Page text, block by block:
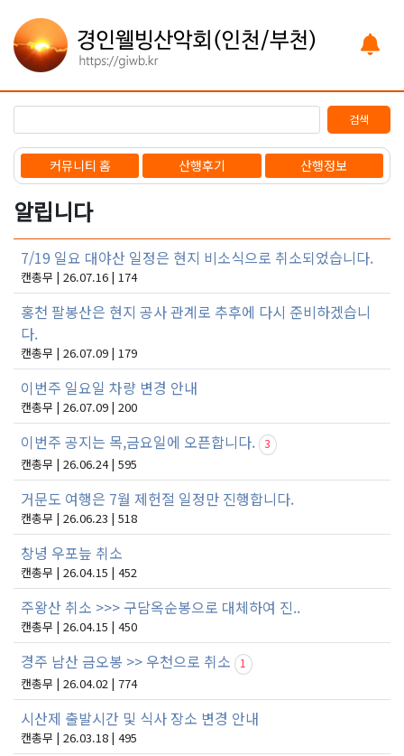
검색
커뮤니티 홈 산행후기 산행정보
알립니다
7/19 일요 대야산 일정은 현지 비소식으로 취소되었습니다.
캔총무 | 26.07.16 | 174
홍천 팔봉산은 현지 공사 관계로 추후에 다시 준비하겠습니
다.
캔총무 | 26.07.09 | 179
이번주 일요일 차량 변경 안내
캔총무 | 26.07.09 | 200
이번주 공지는 목,금요일에 오픈합니다. 3
캔총무 | 26.06.24 | 595
거문도 여행은 7월 제헌절 일정만 진행합니다.
캔총무 | 26.06.23 | 518
창녕 우포늪 취소
캔총무 | 26.04.15 | 452
주왕산 취소 >>> 구담옥순봉으로 대체하여 진..
캔총무 | 26.04.15 | 450
경주 남산 금오봉 >> 우천으로 취소 1
캔총무 | 26.04.02 | 774
시산제 출발시간 및 식사 장소 변경 안내
캔총무 | 26.03.18 | 495